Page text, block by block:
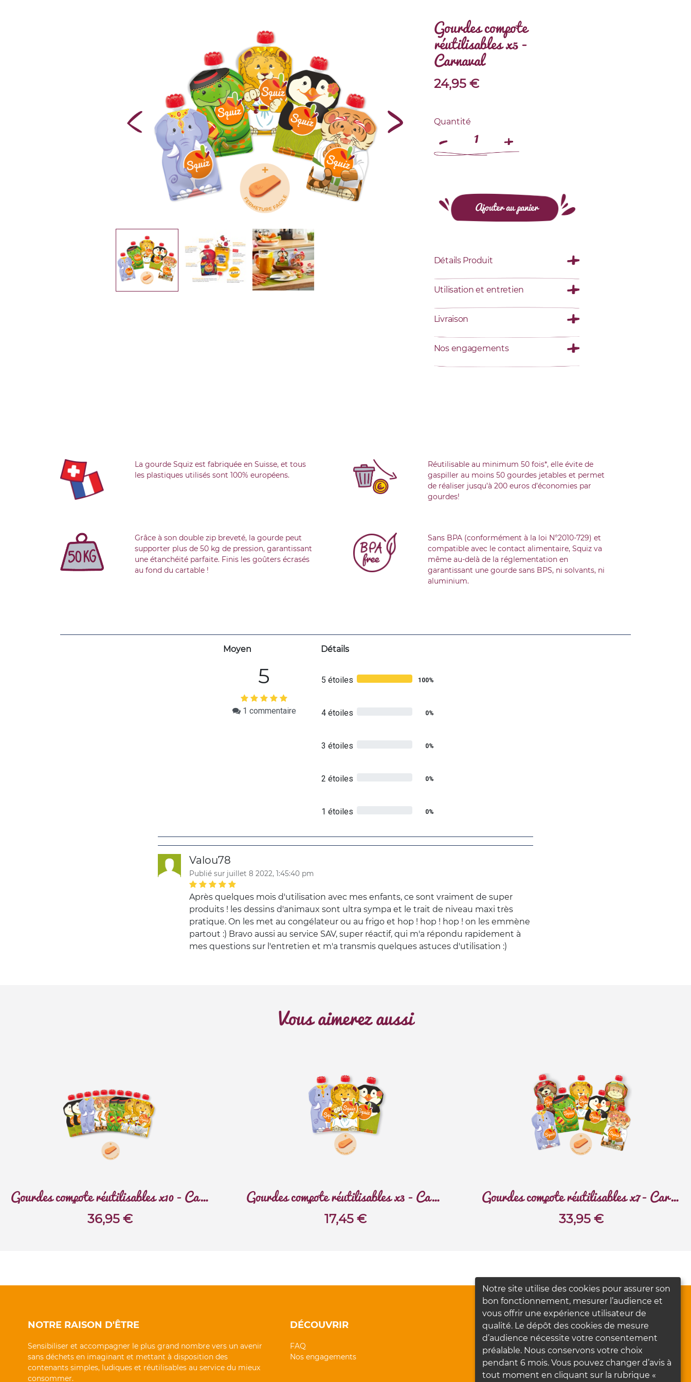
Gourdes compote
réutilisables x5 -
Carnaval
24,95€
Quantité
Ajouter au panier
Détails Produit
Utilisation et entretien
Livraison
Nos engagements
La gourde Squiz est fabriquée en Suisse, et tous
les plastiques utilisés sont 100% européens.
Réutilisable au minimum 50 fois*, elle évite de
gaspiller au moins 50 gourdes jetables et permet
de réaliser jusqu’à 200 euros d’économies par
gourdes!
Grâce à son double zip breveté, la gourde peut
supporter plus de 50 kg de pression, garantissant
une étanchéité parfaite. Finis les goûters écrasés
au fond du cartable !
Sans BPA (conformément à la loi N°2010-729) et
compatible avec le contact alimentaire, Squiz va
même au-delà de la réglementation en
garantissant une gourde sans BPS, ni solvants, ni
aluminium.
Moyen
5
1 commentaire
Détails
5 étoiles 100%
4 étoiles 0%
3 étoiles 0%
2 étoiles 0%
1 étoiles 0%
Valou78
Publié sur juillet 8 2022, 1:45:40 pm
Après quelques mois d'utilisation avec mes enfants, ce sont vraiment de super
produits ! les dessins d'animaux sont ultra sympa et le trait de niveau maxi très
pratique. On les met au congélateur ou au frigo et hop ! hop ! hop ! on les emmène
partout :) Bravo aussi au service SAV, super réactif, qui m'a répondu rapidement à
mes questions sur l'entretien et m'a transmis quelques astuces d'utilisation :)
Vous aimerez aussi
Gourdes compote réutilisables x10 - Carnaval
36,95 €
Gourdes compote réutilisables x3 - Carnaval
17,45 €
Gourdes compote réutilisables x7 - Carnaval
33,95€
NOTRE RAISON D'ÊTRE
Sensibiliser et accompagner le plus grand nombre vers un avenir
sans déchets en imaginant et mettant à disposition des
contenants simples, ludiques et réutilisables au service du mieux
consommer.
DÉCOUVRIR
FAQ
Nos engagements
Notre site utilise des cookies pour assurer son
bon fonctionnement, mesurer l’audience et
vous offrir une expérience utilisateur de
qualité. Le dépôt des cookies de mesure
d’audience nécessite votre consentement
préalable. Nous conservons votre choix
pendant 6 mois. Vous pouvez changer d’avis à
tout moment en cliquant sur la rubrique «